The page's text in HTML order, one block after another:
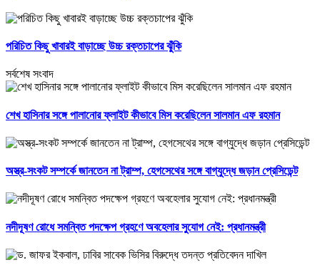
পরিচিত কিছু খাবারই বাড়াচ্ছে উচ্চ রক্তচাপের ঝুঁকি
সর্বশেষ সংবাদ
শেখ হাসিনার সঙ্গে পালানোর ফ্লাইট কীভাবে মিস করেছিলেন সালমান এফ রহমান
অস্ত্র-সংকট সম্পর্কে জানতেন না ট্রাম্প, হেগসেথের সঙ্গে বাগ্‌যুদ্ধে জড়ান প্রেসিডেন্ট
নদীদূষণ রোধে সমন্বিত পদক্ষেপ গ্রহণে অবহেলার সুযোগ নেই: প্রধানমন্ত্রী